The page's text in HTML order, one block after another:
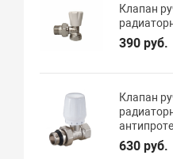
Клапан
390 руб.
Клапан
630 руб.